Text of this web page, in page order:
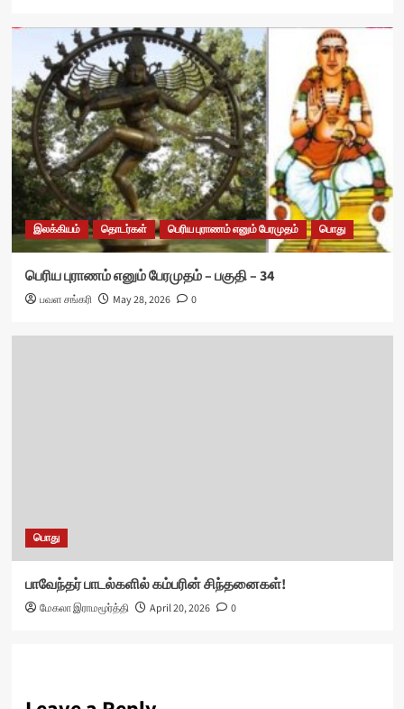
இலக்கியம் தொடர்கள் பெரிய புராணம் எனும் பேரமுதம் பொது
பெரிய புராணம் எனும் பேரமுதம் – பகுதி – 34
பவள சங்கரி May 28, 2026 0
பொது
பாவேந்தர் பாடல்களில் கம்பரின் சிந்தனைகள்!
மேகலா இராமமூர்த்தி April 20, 2026 0